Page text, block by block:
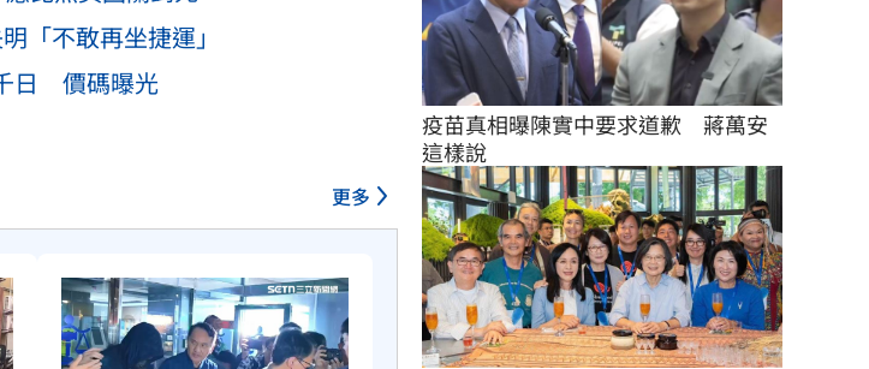
「不敢再坐捷運」
日 價碼曝光
更多
疫苗真相曝陳實中要求道歉　蔣萬安
這樣說